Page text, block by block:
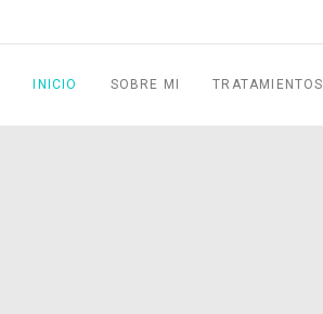
INICIO SOBRE MI TRATAMIENTOS